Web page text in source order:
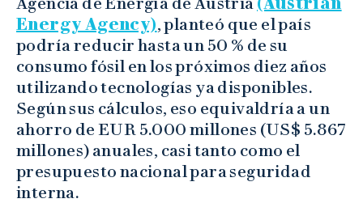
Energy Agency), planteó que el país
podría reducir hasta un 50 % de su
consumo fósil en los próximos diez años
utilizando tecnologías ya disponibles.
Según sus cálculos, eso equivaldría a un
ahorro de EUR 5.000 millones (US$ 5.867
millones) anuales, casi tanto como el
presupuesto nacional para seguridad
interna.